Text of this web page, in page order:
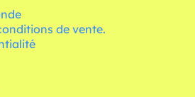
de vente.